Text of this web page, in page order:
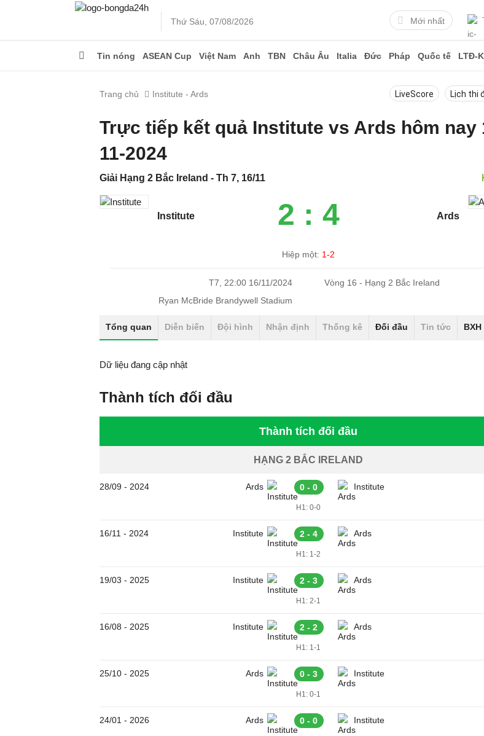
Thứ Sáu, 07/08/2026 Mới nhất
Tin nóng ASEAN Cup Việt Nam Anh TBN Châu Âu Italia Đức Pháp Quốc tế LTĐ-
Trang chủ Institute - Ards LiveScore Lịch thi
Trực tiếp kết quả Institute vs Ards hôm nay
11-2024
Giải Hạng 2 Bắc Ireland - Th 7, 16/11
Institute 2 : 4 Ards
Hiệp một: 1-2
T7, 22:00 16/11/2024
Vòng 16 - Hạng 2 Bắc Ireland
Ryan McBride Brandywell Stadium
Tổng quan Diễn biến Đội hình Nhận định Thống kê Đối đầu Tin tức BXH
Dữ liệu đang cập nhật
Thành tích đối đầu
Thành tích đối đầu
HẠNG 2 BẮC IRELAND
28/09 - 2024 Ards 0 - 0 Institute
H1: 0-0
16/11 - 2024 Institute 2 - 4 Ards
H1: 1-2
19/03 - 2025 Institute 2 - 3 Ards
H1: 2-1
16/08 - 2025 Institute 2 - 2 Ards
H1: 1-1
25/10 - 2025 Ards 0 - 3 Institute
H1: 0-1
24/01 - 2026 Ards 0 - 0 Institute